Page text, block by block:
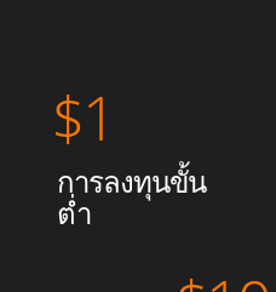
$1
การลงทุนขั้น
ต่ำ